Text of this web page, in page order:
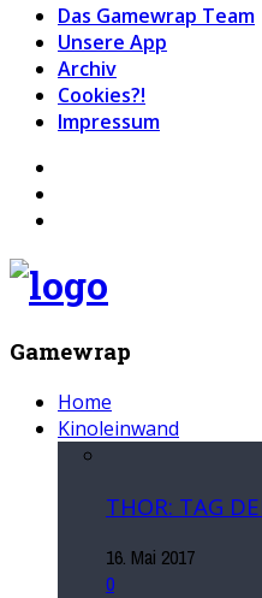
Das Gamewrap Team
Unsere App
Archiv
Cookies?!
Impressum
Gamewrap
Home
Kinoleinwand
THOR: TAG
16. Mai 2017
0